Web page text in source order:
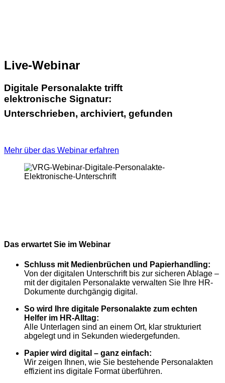
Live-Webinar
Digitale Personalakte trifft
elektronische Signatur:
Unterschrieben, archiviert, gefunden
Mehr über das Webinar erfahren
Das erwartet Sie im Webinar
Schluss mit Medienbrüchen und Papierhandling:
Von der digitalen Unterschrift bis zur sicheren Ablage –
mit der digitalen Personalakte verwalten Sie Ihre HR-
Dokumente durchgängig digital.
So wird Ihre digitale Personalakte zum echten
Helfer im HR-Alltag:
Alle Unterlagen sind an einem Ort, klar strukturiert
abgelegt und in Sekunden wiedergefunden.
Papier wird digital – ganz einfach:
Wir zeigen Ihnen, wie Sie bestehende Personalakten
effizient ins digitale Format überführen.